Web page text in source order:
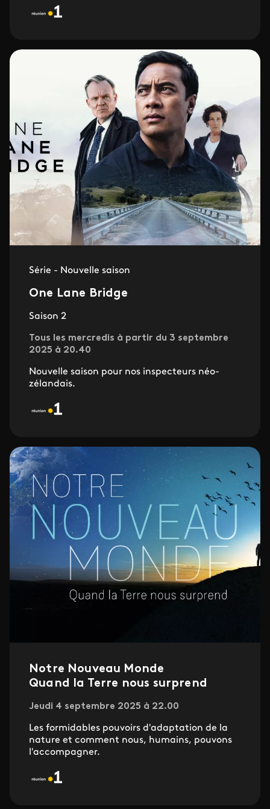
Série - Nouvelle saison
One Lane Bridge
Saison 2
Tous les mercredis à partir du 3 septembre
2025 à 20.40
Nouvelle saison pour nos inspecteurs néo-
zélandais.
Notre Nouveau Monde
Quand la Terre nous surprend
Jeudi 4 septembre 2025 à 22.00
Les formidables pouvoirs d'adaptation de la
nature et comment nous, humains, pouvons
l'accompagner.